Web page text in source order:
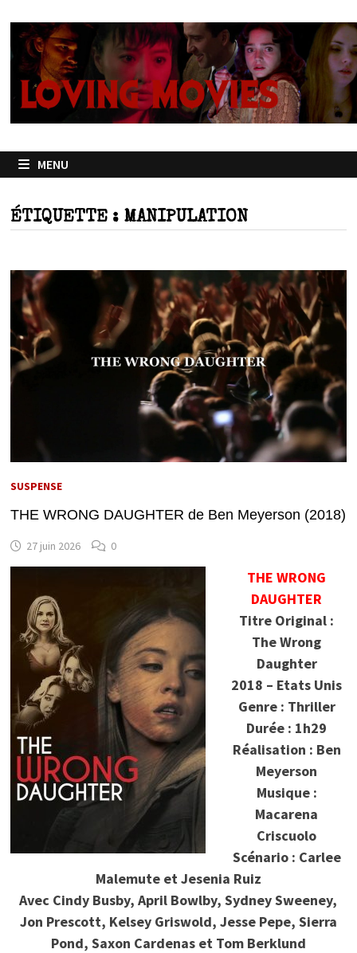
contenu
MENU
ÉTIQUETTE : MANIPULATION
SUSPENSE
THE WRONG DAUGHTER de Ben Meyerson (2018)
27 juin 2026 0
THE WRONG
DAUGHTER
Titre Original :
The Wrong
Daughter
2018 – Etats Unis
Genre : Thriller
Durée : 1h29
Réalisation : Ben
Meyerson
Musique :
Macarena
Criscuolo
Scénario : Carlee
Malemute et Jesenia Ruiz
Avec Cindy Busby, April Bowlby, Sydney Sweeney,
Jon Prescott, Kelsey Griswold, Jesse Pepe, Sierra
Pond, Saxon Cardenas et Tom Berklund